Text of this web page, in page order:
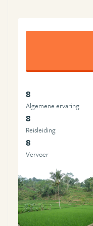
8
Algemene ervaring
8
Reisleiding
8
Vervoer